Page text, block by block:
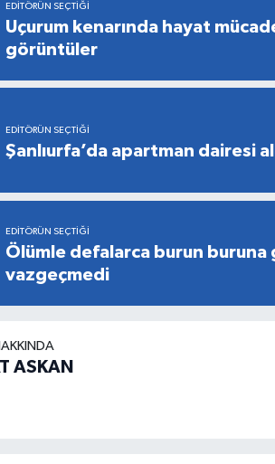
EDITÖRÜN SEÇTIĞI
Uçurum kenarında hayat
görüntüler
EDITÖRÜN SEÇTIĞI
Şanlıurfa’da apartman dairesi
EDITÖRÜN SEÇTIĞI
Ölümle defalarca burun
vazgeçmedi
ASKAN